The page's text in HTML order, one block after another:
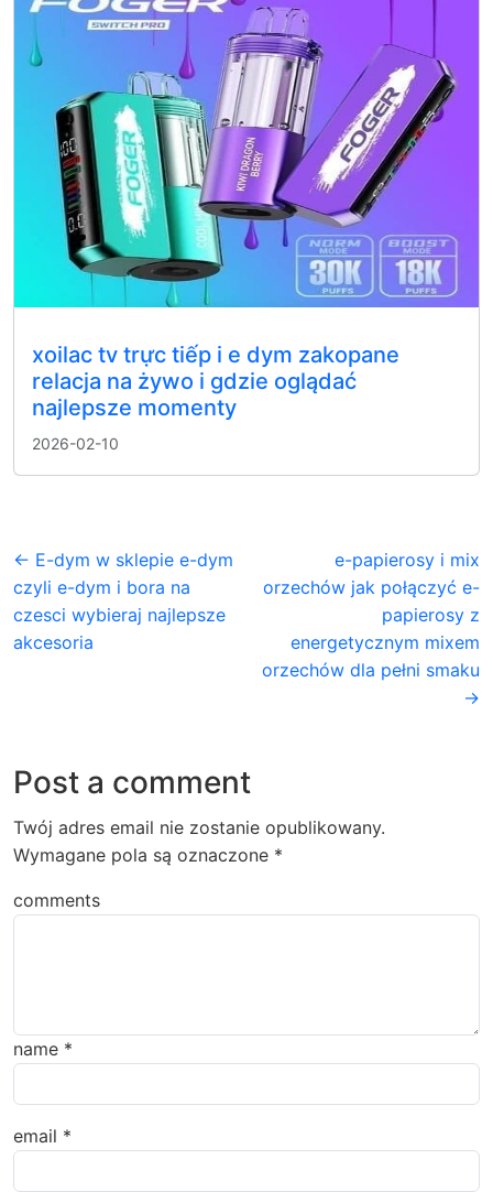
xoilac tv trực tiếp i e dym zakopane
relacja na żywo i gdzie oglądać
najlepsze momenty
2026-02-10
← E-dym w sklepie e-dym
czyli e-dym i bora na
czesci wybieraj najlepsze
akcesoria
e-papierosy i mix
orzechów jak połączyć e-
papierosy z
energetycznym mixem
orzechów dla pełni smaku
→
Post a comment
Twój adres email nie zostanie opublikowany.
Wymagane pola są oznaczone *
comments
name *
email *